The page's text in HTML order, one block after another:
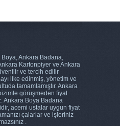
Ankara Badana,
Kartonpiyer ve Ankara
ve tercih edilir
ilke edinmiş, yönetim ve
tamamlamıştır. Ankara
görüşmeden fiyat
Ankara Boya Badana
acemi ustalar uygun fiyat
çalarlar ve işleriniz
.